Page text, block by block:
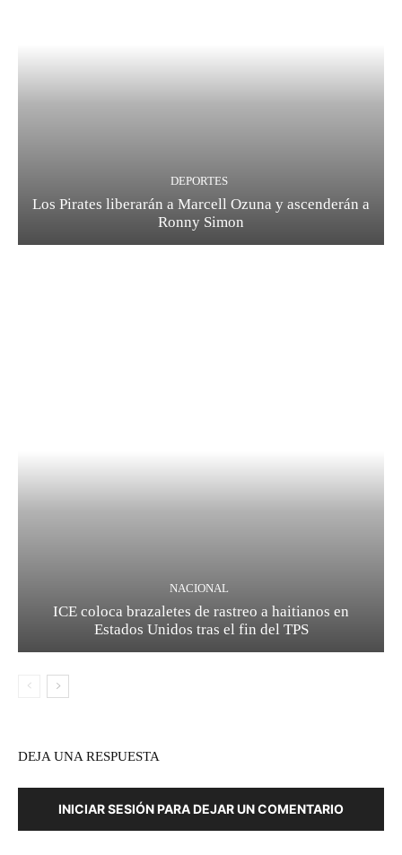
DEPORTES
Los Pirates liberarán a Marcell Ozuna y ascenderán a
Ronny Simon
NACIONAL
ICE coloca brazaletes de rastreo a haitianos en
Estados Unidos tras el fin del TPS
DEJA UNA RESPUESTA
INICIAR SESIÓN PARA DEJAR UN COMENTARIO